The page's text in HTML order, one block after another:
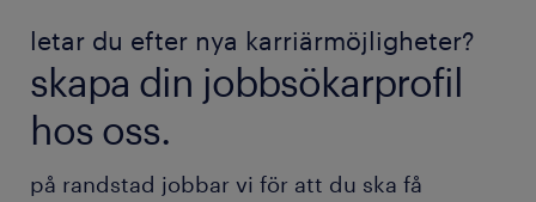
letar du efter nya karriärmöjligheter?
skapa din jobbsökarprofil
hos oss.
på randstad jobbar vi för att du ska få